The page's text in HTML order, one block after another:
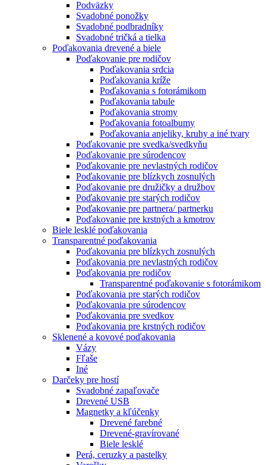
Podväzky
Svadobné ponožky
Svadobné podbradníky
Svadobné tričká a tielka
Poďakovania drevené a biele
Poďakovanie pre rodičov
Poďakovania srdcia
Poďakovania kríže
Poďakovania s fotorámikom
Poďakovania tabule
Poďakovania stromy
Poďakovania fotoalbumy
Poďakovania anjeliky, kruhy a iné tvary
Poďakovanie pre svedka/svedkyňu
Poďakovanie pre súrodencov
Poďakovanie pre nevlastných rodičov
Poďakovanie pre blízkych zosnulých
Poďakovanie pre družičky a družbov
Poďakovanie pre starých rodičov
Poďakovanie pre partnera/ partnerku
Poďakovanie pre krstných a kmotrov
Biele lesklé poďakovania
Transparentné poďakovania
Poďakovania pre blízkych zosnulých
Poďakovania pre nevlastných rodičov
Poďakovania pre rodičov
Transparentné poďakovanie s fotorámikom
Poďakovania pre starých rodičov
Poďakovania pre súrodencov
Poďakovania pre svedkov
Poďakovania pre krstných rodičov
Sklenené a kovové poďakovania
Vázy
Fľaše
Iné
Darčeky pre hostí
Svadobné zapaľovače
Drevené USB
Magnetky a kľúčenky
Drevené farebné
Drevené-gravírované
Biele lesklé
Perá, ceruzky a pastelky